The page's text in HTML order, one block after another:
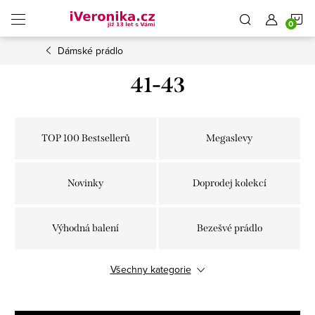
obsah
Dámské prádlo
41-43
TOP 100 Bestsellerů Megaslevy
Novinky Doprodej kolekcí
Výhodná balení Bezešvé prádlo
Střižené laserem Klasické kalhotky
Všechny kategorie